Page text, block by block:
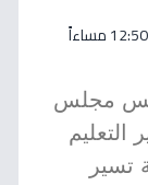
مجلس
التعليم
تسير